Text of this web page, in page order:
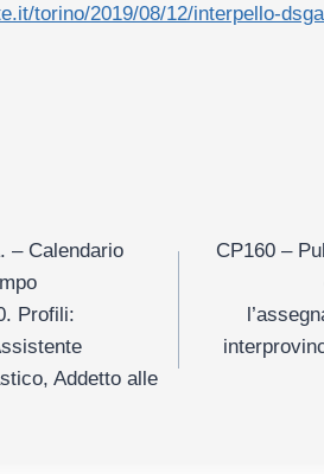
torino/2019/08/12/interpello-
– Calendario
Profili:
Addetto alle
CP160 –